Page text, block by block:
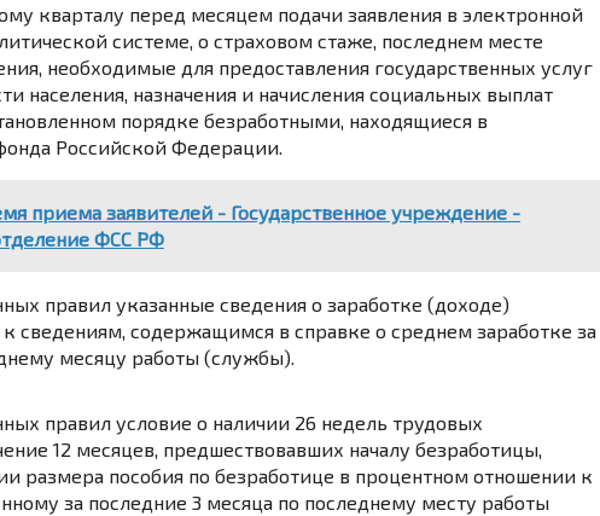
кварталу перед месяцем подачи заявления в электронной
системе, о страховом стаже, последнем месте
необходимые для предоставления государственных услуг
населения, назначения и начисления социальных выплат
порядке безработными, находящиеся в
Российской Федерации.
приема заявителей - Государственное учреждение -
ФСС РФ
правил указанные сведения о заработке (доходе)
сведениям, содержащимся в справке о среднем заработке за
месяцу работы (службы).
правил условие о наличии 26 недель трудовых
12 месяцев, предшествовавших началу безработицы,
размера пособия по безработице в процентном отношении к
за последние 3 месяца по последнему месту работы